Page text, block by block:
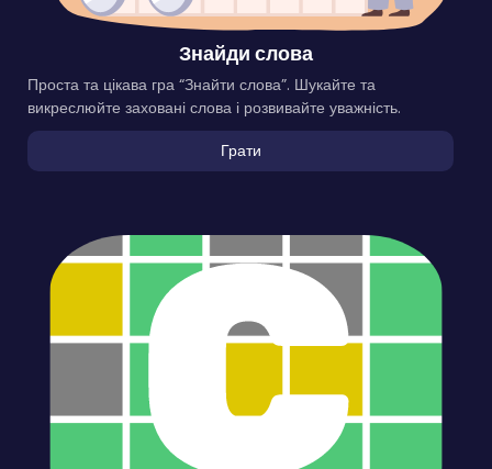
Знайди слова
Проста та цікава гра “Знайти слова”. Шукайте та
викреслюйте заховані слова і розвивайте уважність.
Грати